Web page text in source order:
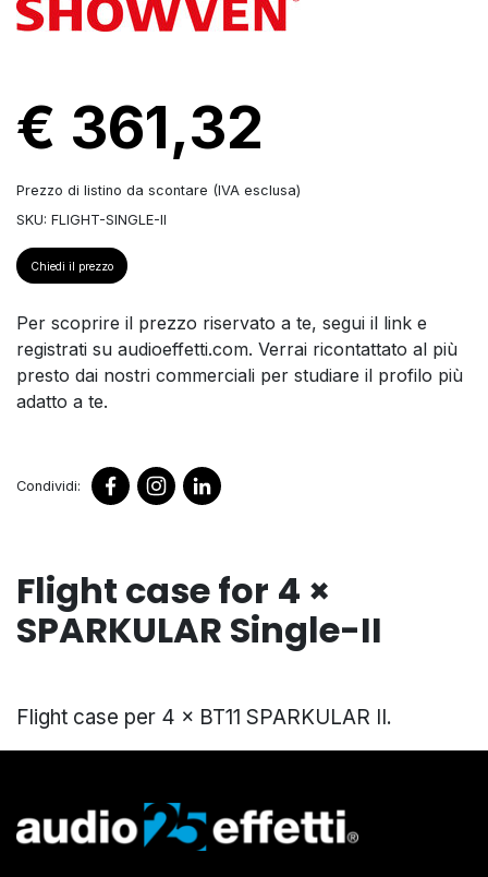
€ 361,32
Prezzo di listino da scontare (IVA esclusa)
SKU: FLIGHT-SINGLE-II
Chiedi il prezzo
Per scoprire il prezzo riservato a te, segui il link e
registrati su audioeffetti.com. Verrai ricontattato al più
presto dai nostri commerciali per studiare il profilo più
adatto a te.
Condividi:
Flight case for 4 ×
SPARKULAR Single-II
Flight case per 4 × BT11 SPARKULAR II.